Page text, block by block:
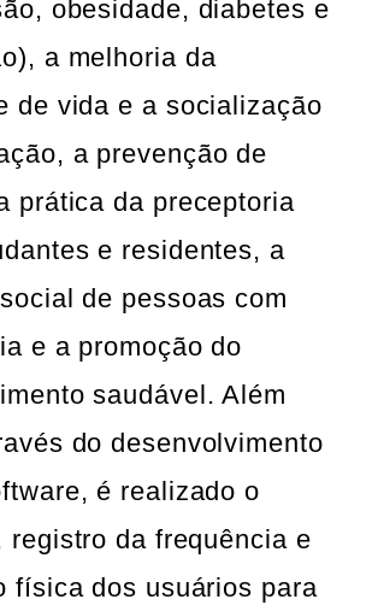
obesidade, diabetes e
a melhoria da
de vida e a socialização
a prevenção de
prática da preceptoria
e residentes, a
de pessoas com
e a promoção do
saudável. Além
do desenvolvimento
é realizado o
registro da frequência e
física dos usuários para